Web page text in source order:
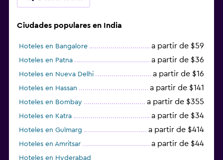
Ciudades populares en India
Hoteles en Bangalore a partir de $59
Hoteles en Patna a partir de $36
Hoteles en Nueva Delhi a partir de $16
Hoteles en Hassan a partir de $141
Hoteles en Bombay a partir de $355
Hoteles en Katra a partir de $34
Hoteles en Gulmarg a partir de $414
Hoteles en Amritsar a partir de $44
Hoteles en Hyderabad